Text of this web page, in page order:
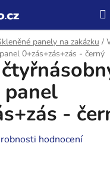
panely na zakázku /
0+zás+zás+zás - černý
panel
-
hodnocení